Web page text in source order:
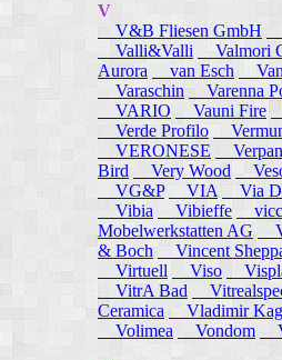
V
V&B Fliesen GmbH
Valli&Valli
Valmori
Aurora
van Esch Van
Varaschin
Varenna
VARIO
Vauni Fire
Verde Profilo
VERONESE
Verpan
Bird
Very Wood
VG&P
VIA Via
Vibia
Vibieffe
Mobelwerkstatten AG
& Boch
Vincent
Virtuell
Viso
VitrA Bad
Ceramica
Vladimir
Volimea
Vondom